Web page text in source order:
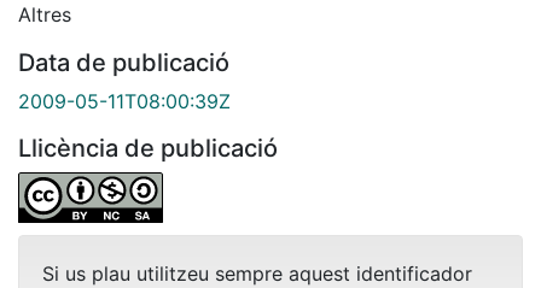
Altres
Data de publicació
2009-05-11T08:00:39Z
Llicència de publicació
Si us plau utilitzeu sempre aquest identificador